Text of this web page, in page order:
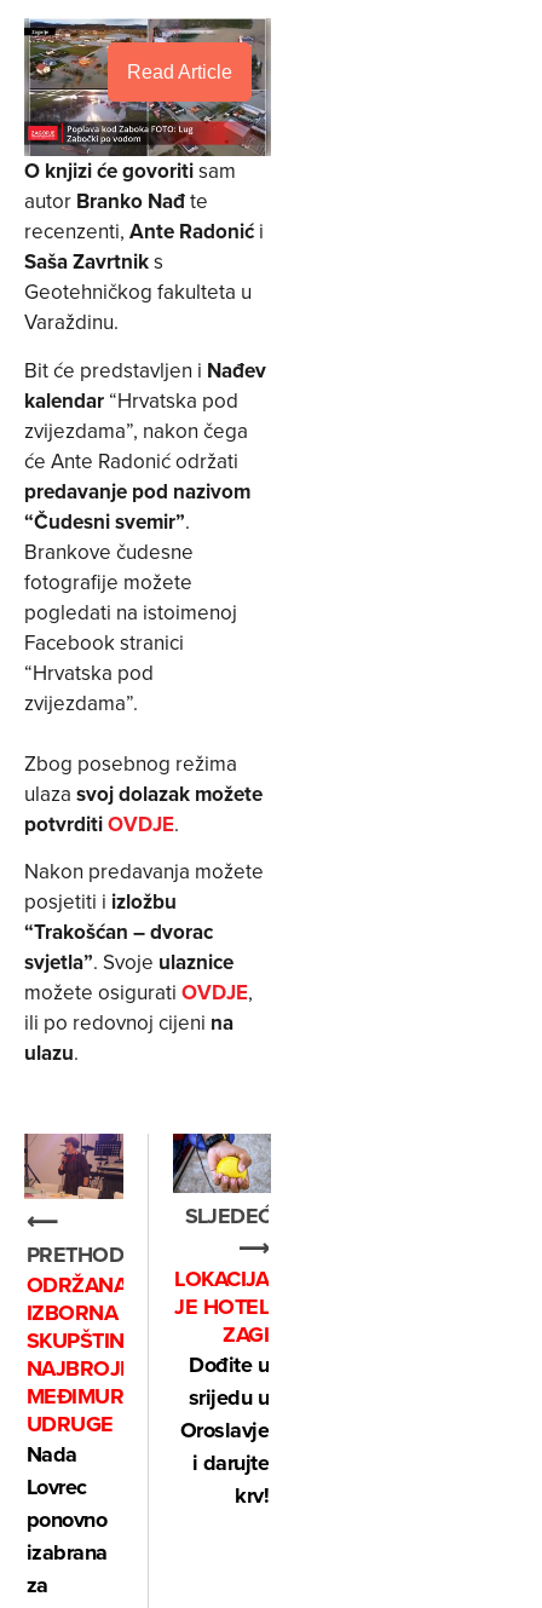
Read Article
O knjizi će govoritisam
autor Branko Nađte
recenzenti, Ante Radonić i
Saša Zavrtniks
Geotehničkog fakulteta u
Varaždinu.
Bit će predstavljen i Nađev
kalendar “Hrvatska pod
zvijezdama”, nakon čega
će Ante Radonić održati
predavanje pod nazivom
“Čudesni svemir”.
Brankove čudesne
fotografije možete
pogledati na istoimenoj
Facebook stranici
“Hrvatska pod
zvijezdama”.
Zbog posebnog režima
ulaza svoj dolazak možete
potvrditiOVDJE.
Nakon predavanja možete
posjetiti i izložbu
“Trakošćan – dvorac
svjetla”. Svoje ulaznice
možete osigurati OVDJE,
ili po redovnoj cijeni na
ulazu.
⟵
PRETHODNO
ODRŽANA
IZBORNA
SKUPŠTINA
NAJBROJNIJE
MEĐIMURSKE
UDRUGE
Nada
Lovrec
ponovno
izabrana
za
SLJEDEĆE
⟶
LOKACIJA
JE HOTEL
ZAGI
Dođite u
srijedu u
Oroslavje
i darujte
krv!